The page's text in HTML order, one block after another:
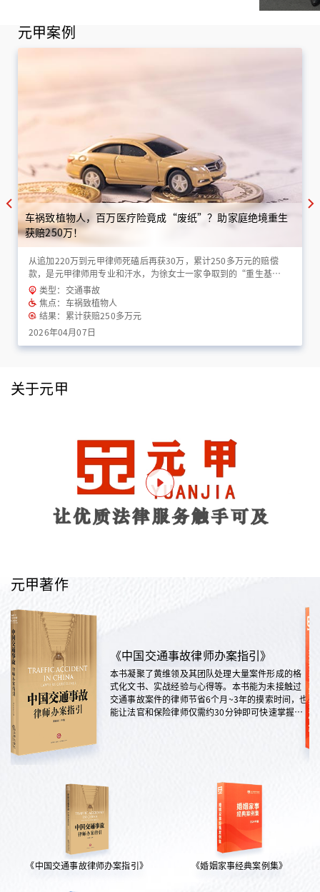
元甲案例
车祸致植物人，百万医疗险竟成“废纸”？助家庭绝境重生
获赔250万！
从追加220万到元甲律师死磕后再获30万，累计250多万元的赔偿
款，是元甲律师用专业和汗水，为徐女士一家争取到的“重生基
金”！
类型：交通事故
焦点：车祸致植物人
结果：累计获赔250多万元
2026年04月07日
关于元甲
元甲著作
《中国交通事故律师办案指引》
本书凝聚了黄维领及其团队处理大量案件形成的格
式化文书、实战经验与心得等。本书能为未接触过
交通事故案件的律师节省6个月~3年的摸索时间，也
能让法官和保险律师仅需约30分钟即可快速掌握案
《中国交通事故律师办案指引》 《婚姻家事经典案例集》